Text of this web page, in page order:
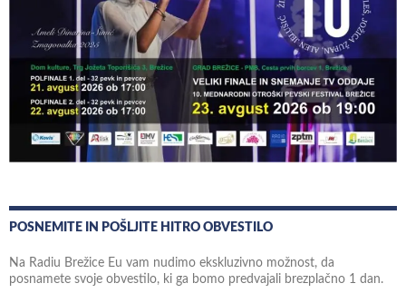
POSNEMITE IN POŠLJITE HITRO OBVESTILO
Na Radiu Brežice Eu vam nudimo ekskluzivno možnost, da
posnamete svoje obvestilo, ki ga bomo predvajali brezplačno 1 dan.